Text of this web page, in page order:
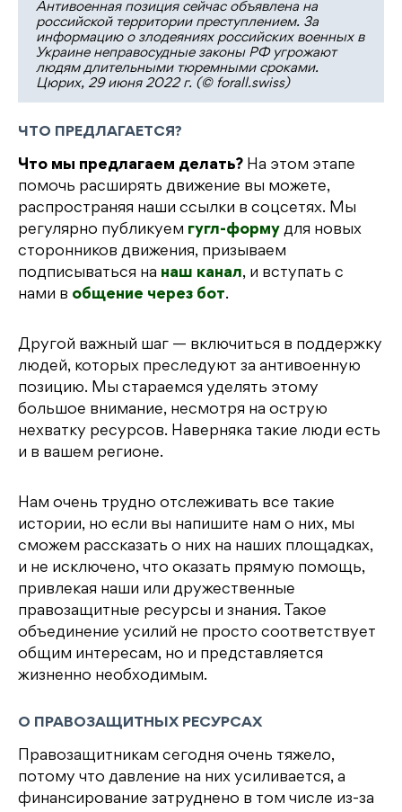
Антивоенная позиция сейчас объявлена на
российской территории преступлением. За
информацию о злодеяниях российских военных в
Украине неправосудные законы РФ угрожают
людям длительными тюремными сроками.
Цюрих, 29 июня 2022 г. (© forall.swiss)
ЧТО ПРЕДЛАГАЕТСЯ?
Что мы предлагаем делать? На этом этапе
помочь расширять движение вы можете,
распространяя наши ссылки в соцсетях. Мы
регулярно публикуем гугл-форму для новых
сторонников движения, призываем
подписываться на наш канал, и вступать с
нами в общение через бот.
Другой важный шаг — включиться в поддержку
людей, которых преследуют за антивоенную
позицию. Мы стараемся уделять этому
большое внимание, несмотря на острую
нехватку ресурсов. Наверняка такие люди есть
и в вашем регионе.
Нам очень трудно отслеживать все такие
истории, но если вы напишите нам о них, мы
сможем рассказать о них на наших площадках,
и не исключено, что оказать прямую помощь,
привлекая наши или дружественные
правозащитные ресурсы и знания. Такое
объединение усилий не просто соответствует
общим интересам, но и представляется
жизненно необходимым.
О ПРАВОЗАЩИТНЫХ РЕСУРСАХ
Правозащитникам сегодня очень тяжело,
потому что давление на них усиливается, а
финансирование затруднено в том числе из-за